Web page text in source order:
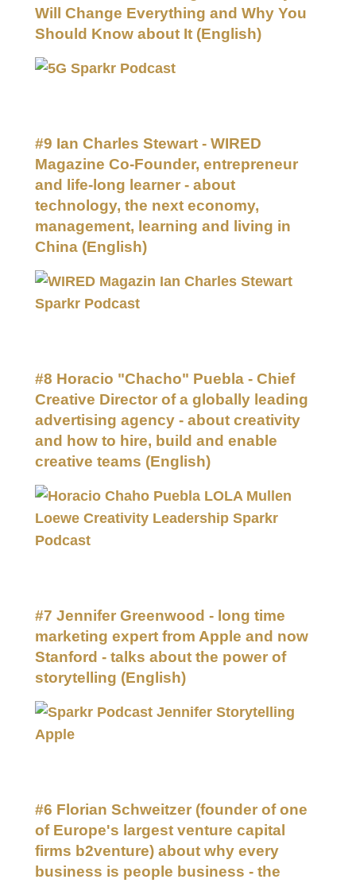
Will Change Everything and Why You
Should Know about It (English)
#9 Ian Charles Stewart - WIRED
Magazine Co-Founder, entrepreneur
and life-long learner - about
technology, the next economy,
management, learning and living in
China (English)
#8 Horacio "Chacho" Puebla - Chief
Creative Director of a globally leading
advertising agency - about creativity
and how to hire, build and enable
creative teams (English)
#7 Jennifer Greenwood - long time
marketing expert from Apple and now
Stanford - talks about the power of
storytelling (English)
#6 Florian Schweitzer (founder of one
of Europe's largest venture capital
firms b2venture) about why every
business is people business - the